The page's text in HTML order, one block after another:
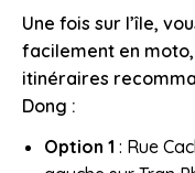
Une fois sur l’île,
facilement en
itinéraires
Dong :
Option 1 : Rue